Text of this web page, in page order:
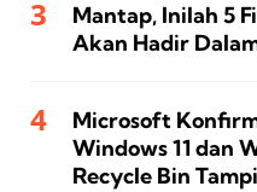
Mantap, Inilah 5
Akan Hadir
Microsoft
Windows 11 dan
Recycle Bin